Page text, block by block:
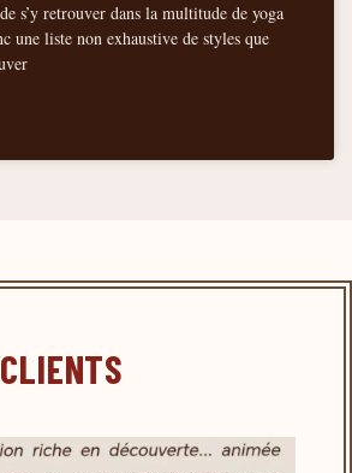
s’y retrouver dans la multitude de yoga
une liste non exhaustive de styles que